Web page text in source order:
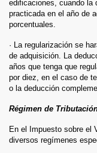
edificaciones, cuando la
practicada en el año de
porcentuales.
· La regularización se
de adquisición. La
años que tenga que
por diez, en el caso de
o la deducción
Régimen de
En el Impuesto sobre el
diversos regímenes